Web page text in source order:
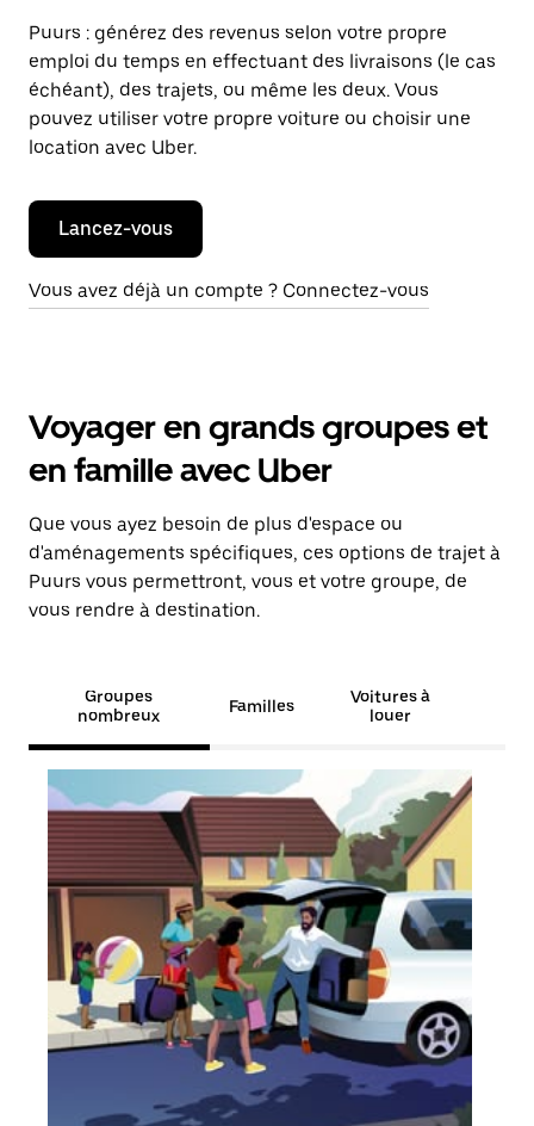
Puurs : générez des revenus selon votre propre
emploi du temps en effectuant des livraisons (le cas
échéant), des trajets, ou même les deux. Vous
pouvez utiliser votre propre voiture ou choisir une
location avec Uber.
Lancez-vous
Vous avez déjà un compte ? Connectez-vous
Voyager en grands groupes et
en famille avec Uber
Que vous ayez besoin de plus d'espace ou
d'aménagements spécifiques, ces options de trajet à
Puurs vous permettront, vous et votre groupe, de
vous rendre à destination.
Groupes
nombreux
Familles
Voitures à
louer